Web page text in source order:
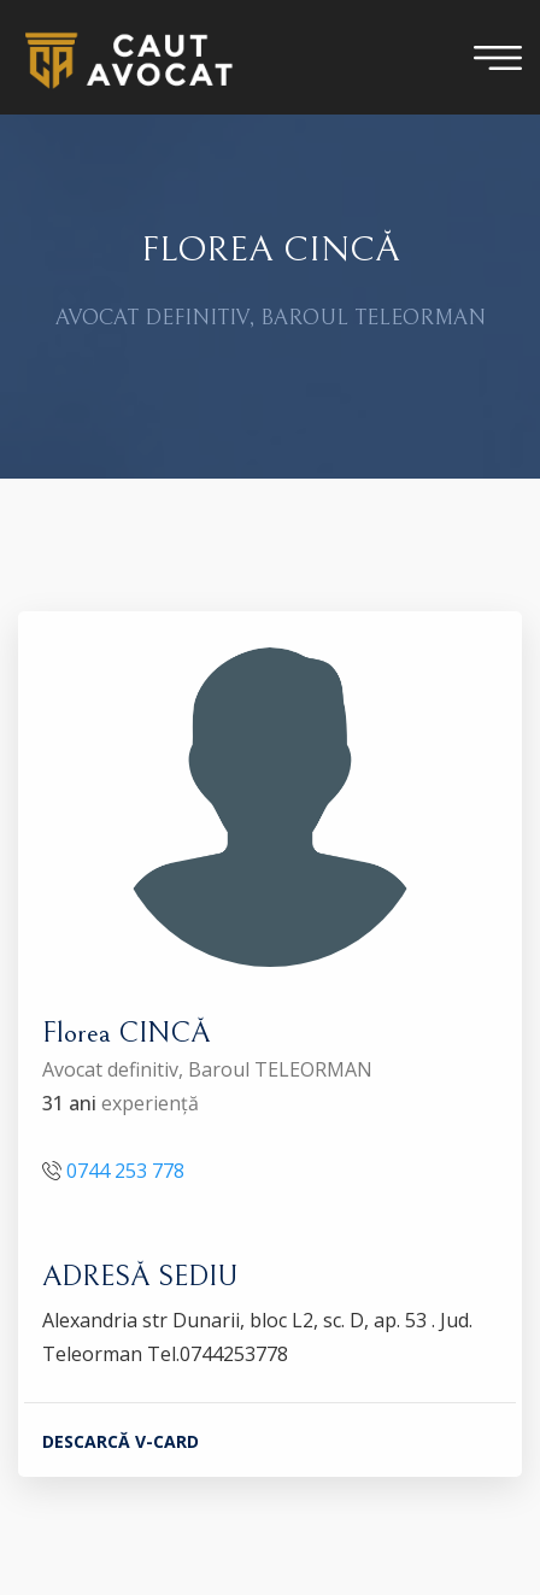
FLOREA CINCĂ
AVOCAT DEFINITIV, BAROUL TELEORMAN
Florea CINCĂ
Avocat definitiv, Baroul TELEORMAN
31 ani experiență
0744 253 778
ADRESĂ SEDIU
Alexandria str Dunarii, bloc L2, sc. D, ap. 53 . Jud.
Teleorman Tel.0744253778
DESCARCĂ V-CARD